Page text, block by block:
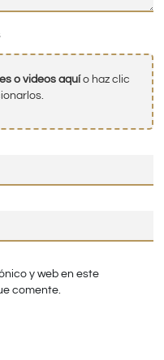
o videos aquío haz clic
y web en este
comente.